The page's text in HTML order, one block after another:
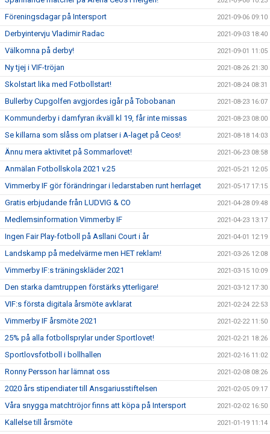
Föreningsdagar på Intersport 2021-09-06 09:10
Derbyintervju Vladimir Radac 2021-09-03 18:40
Välkomna på derby! 2021-09-01 11:05
Ny tjej i VIF-tröjan 2021-08-26 21:30
Skolstart lika med Fotbollstart! 2021-08-24 08:31
Bullerby Cupgolfen avgjordes igår på Tobobanan 2021-08-23 16:07
Kommunderby i damfyran ikväll kl 19, får inte missas 2021-08-23 08:00
Se killarna som slåss om platser i A-laget på Ceos! 2021-08-18 14:03
Ännu mera aktivitet på Sommarlovet! 2021-06-23 08:58
Anmälan Fotbollskola 2021 v.25 2021-05-21 12:05
Vimmerby IF gör förändringar i ledarstaben runt herrlaget 2021-05-17 17:15
Gratis erbjudande från LUDVIG & CO 2021-04-28 09:48
Medlemsinformation Vimmerby IF 2021-04-23 13:17
Ingen Fair Play-fotboll på Asllani Court i år 2021-04-01 12:19
Landskamp på medelvärme men HET reklam! 2021-03-26 12:08
Vimmerby IF:s träningskläder 2021 2021-03-15 10:09
Den starka damtruppen förstärks ytterligare! 2021-03-12 17:30
VIF:s första digitala årsmöte avklarat 2021-02-24 22:53
Vimmerby IF årsmöte 2021 2021-02-22 11:50
25% på alla fotbollsprylar under Sportlovet! 2021-02-21 18:26
Sportlovsfotboll i bollhallen 2021-02-16 11:02
Ronny Persson har lämnat oss 2021-02-08 08:26
2020 års stipendiater till Ansgariusstiftelsen 2021-02-05 09:17
Våra snygga matchtröjor finns att köpa på Intersport 2021-02-02 16:50
Kallelse till årsmöte 2021-01-19 11:14